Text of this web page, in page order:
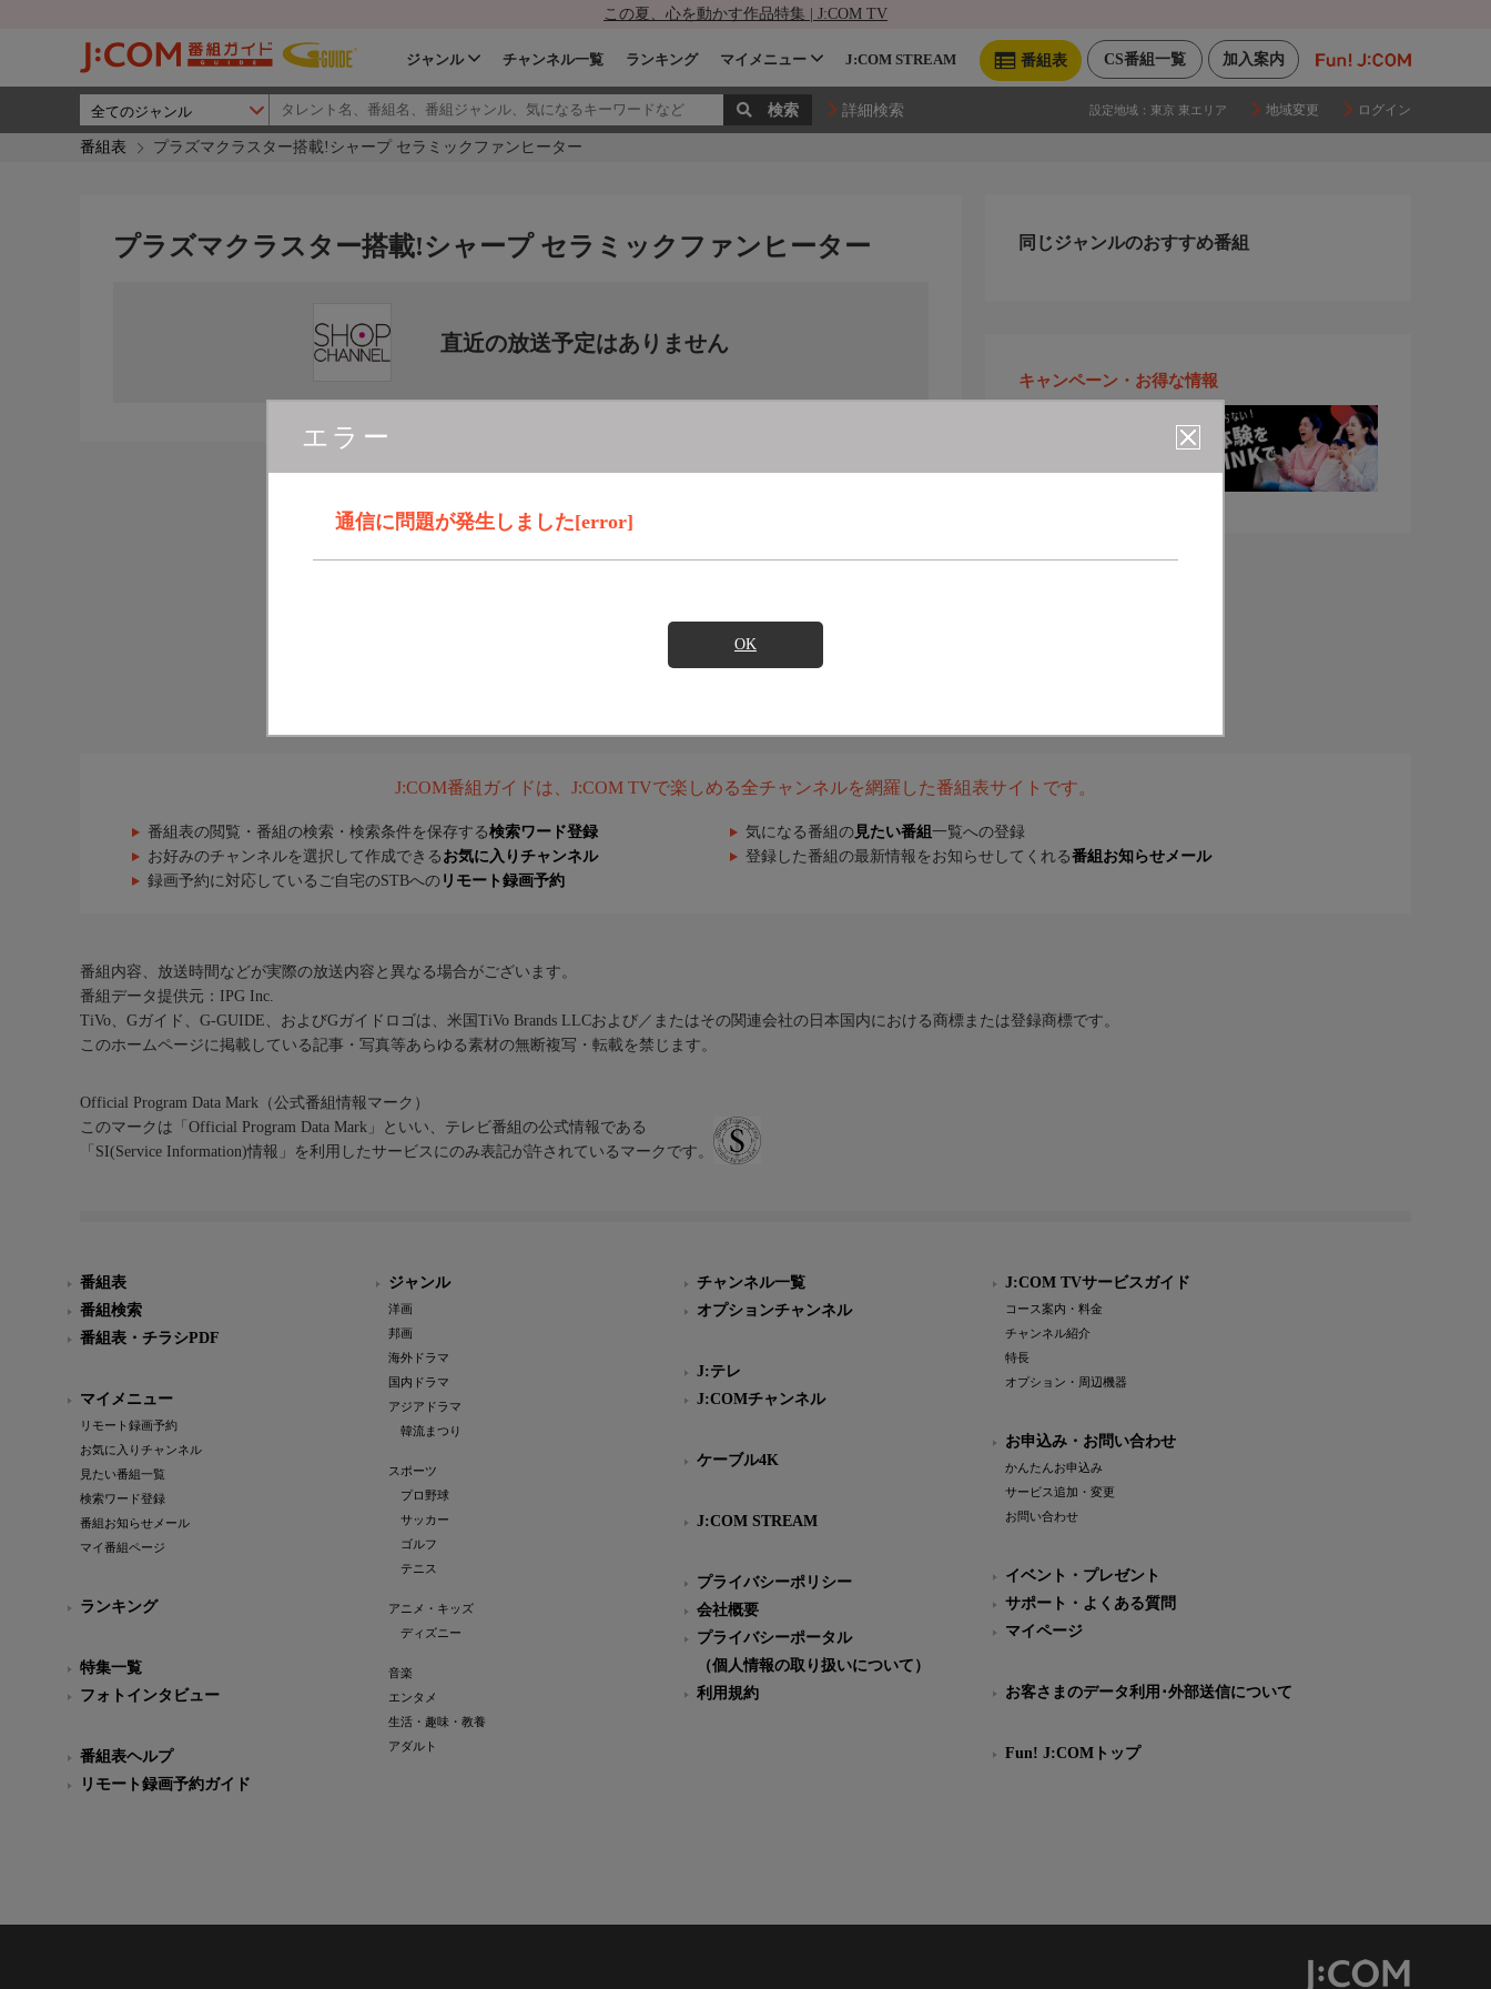
この夏、心を動かす作品特集 | J:COM TV
加入案内
CS番組一覧
番組表
ジャンル チャンネル一覧 ランキング マイメニュー J:COM STREAM
詳細検索 設定地域： 東京 東エリア 地域変更 ログイン
番組表 プラズマクラスター搭載!シャープ セラミックファンヒーター
エラー
通信に問題が発生しました[error]
OK
プラズマクラスター搭載!シャープ セラミックファンヒーター
直近の放送予定はありません
同じジャンルのおすすめ番組
キャンペーン・お得な情報
J:COM番組ガイドは、J:COM TVで楽しめる全チャンネルを網羅した番組表サイトです。
番組表の閲覧・番組の検索・検索条件を保存する検索ワード登録 気になる番組の 見たい番組 一覧への登録
お好みのチャンネルを選択して作成できる お気に入りチャンネル 登録した番組の最新情報をお知らせしてくれる番組お知らせメール
録画予約に対応しているご自宅のSTBへの リモート録画予約
番組内容、放送時間などが実際の放送内容と異なる場合がございます。
番組データ提供元：IPG Inc.
TiVo、Gガイド、G-GUIDE、およびGガイドロゴは、米国TiVo Brands LLCおよび／またはその関連会社の日本国内における商標または登録商標です。
このホームページに掲載している記事・写真等あらゆる素材の無断複写・転載を禁じます。
Official Program Data Mark（公式番組情報マーク）
このマークは「Official Program Data Mark」といい、テレビ番組の公式情報である
「SI(Service Information)情報」を利用したサービスにのみ表記が許されているマークです。
番組表
番組検索
番組表・チラシPDF
マイメニュー
リモート録画予約
お気に入りチャンネル
見たい番組一覧
検索ワード登録
番組お知らせメール
マイ番組ページ
ランキング
特集一覧
フォトインタビュー
番組表ヘルプ
リモート録画予約ガイド
ジャンル
洋画
邦画
海外ドラマ
国内ドラマ
アジアドラマ
韓流まつり
スポーツ
プロ野球
サッカー
ゴルフ
テニス
アニメ・キッズ
ディズニー
音楽
エンタメ
生活・趣味・教養
アダルト
チャンネル一覧
オプションチャンネル
J:テレ
J:COMチャンネル
ケーブル4K
J:COM STREAM
プライバシーポリシー
会社概要
プライバシーポータル
（個人情報の取り扱いについて）
利用規約
J:COM TVサービスガイド
コース案内・料金
チャンネル紹介
特長
オプション・周辺機器
お申込み・お問い合わせ
かんたんお申込み
サービス追加・変更
お問い合わせ
イベント・プレゼント
サポート・よくある質問
マイページ
お客さまのデータ利用･外部送信について
Fun! J:COMトップ